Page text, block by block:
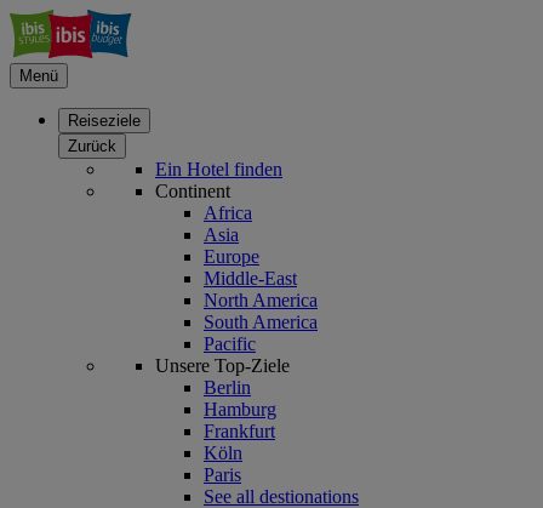
Menü
Reiseziele
Zurück
Ein Hotel finden
Continent
Africa
Asia
Europe
Middle-East
North America
South America
Pacific
Unsere Top-Ziele
Berlin
Hamburg
Frankfurt
Köln
Paris
See all destionations